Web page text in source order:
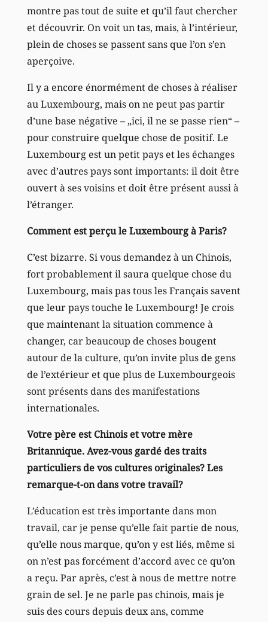
montre pas tout de suite et qu’il faut chercher
et découvrir. On voit un tas, mais, à l’intérieur,
plein de choses se passent sans que l’on s’en
aperçoive.
Il y a encore énormément de choses à réaliser
au Luxembourg, mais on ne peut pas partir
d’une base négative – „ici, il ne se passe rien“ –
pour construire quelque chose de positif. Le
Luxembourg est un petit pays et les échanges
avec d’autres pays sont importants: il doit être
ouvert à ses voisins et doit être présent aussi à
l’étranger.
Comment est perçu le Luxembourg à Paris?
C’est bizarre. Si vous demandez à un Chinois,
fort probablement il saura quelque chose du
Luxembourg, mais pas tous les Français savent
que leur pays touche le Luxembourg! Je crois
que maintenant la situation commence à
changer, car beaucoup de choses bougent
autour de la culture, qu’on invite plus de gens
de l’extérieur et que plus de Luxembourgeois
sont présents dans des manifestations
internationales.
Votre père est Chinois et votre mère
Britannique. Avez-vous gardé des traits
particuliers de vos cultures originales? Les
remarque-t-on dans votre travail?
L’éducation est très importante dans mon
travail, car je pense qu’elle fait partie de nous,
qu’elle nous marque, qu’on y est liés, même si
on n’est pas forcément d’accord avec ce qu’on
a reçu. Par après, c’est à nous de mettre notre
grain de sel. Je ne parle pas chinois, mais je
suis des cours depuis deux ans, comme